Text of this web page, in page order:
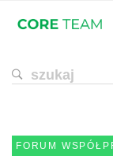
FORUM